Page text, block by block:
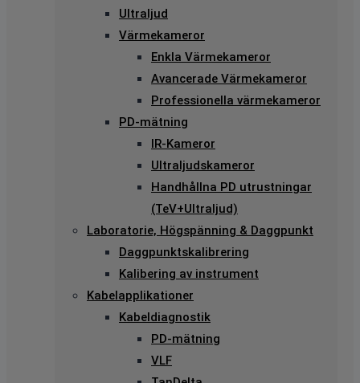
Ultraljud
Värmekameror
Enkla Värmekameror
Avancerade Värmekameror
Professionella värmekameror
PD-mätning
IR-Kameror
Ultraljudskameror
Handhållna PD utrustningar
(TeV+Ultraljud)
Laboratorie, Högspänning & Daggpunkt
Daggpunktskalibrering
Kalibering av instrument
Kabelapplikationer
Kabeldiagnostik
PD-mätning
VLF